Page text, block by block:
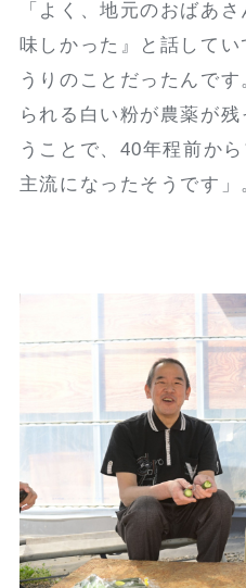
「よく、地元のおばあ
味しかった』と話して
うりのことだったんで
られる白い粉が農薬が
うことで、40年程前か
主流になったそうです」